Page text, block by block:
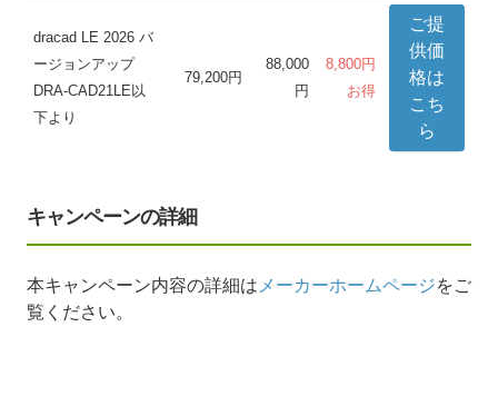
dracad LE 2026 バ
ージョンアップ
DRA-CAD21LE以
下より
79,200円
88,000
円
8,800円
お得
ご提
供価
格は
こち
ら
キャンペーンの詳細
本キャンペーン内容の詳細は メーカーホームページをご
覧ください。